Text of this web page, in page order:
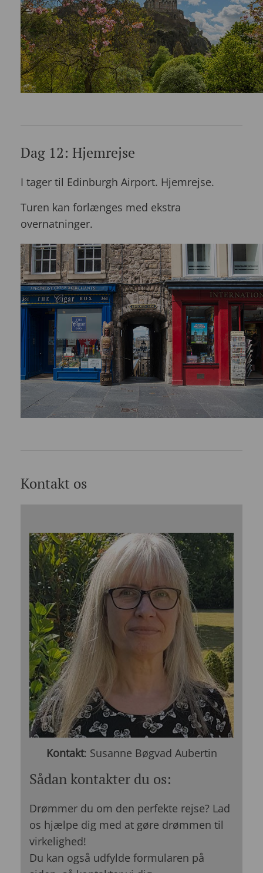
Dag 12: Hjemrejse
I tager til Edinburgh Airport. Hjemrejse.
Turen kan forlænges med ekstra
overnatninger.
Kontakt os
Kontakt: Susanne Bøgvad Aubertin
Sådan kontakter du os:
Drømmer du om den perfekte rejse? Lad
os hjælpe dig med at gøre drømmen til
virkelighed!
Du kan også udfylde formularen på